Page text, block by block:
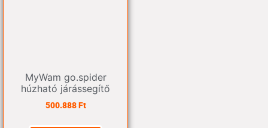
MyWam go.spider
húzható járássegítő
500.888Ft